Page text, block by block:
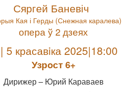
Сяргей Баневіч
Кая і Герды (Снежная каралева)
опера ў 2 дзеях
5 красавiка 2025|18:00
Узрoст 6+
Дирижер – Юрий Караваев